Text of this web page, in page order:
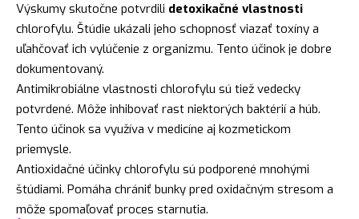
Výskumy skutočne potvrdili detoxikačné vlastnosti
chlorofylu. Štúdie ukázali jeho schopnosť viazať toxíny a
uľahčovať ich vylúčenie z organizmu. Tento účinok je dobre
dokumentovaný.
Antimikrobiálne vlastnosti chlorofylu sú tiež vedecky
potvrdené. Môže inhibovať rast niektorých baktérií a húb.
Tento účinok sa využíva v medicíne aj kozmetickom
priemysle.
Antioxidačné účinky chlorofylu sú podporené mnohými
štúdiami. Pomáha chrániť bunky pred oxidačným stresom a
môže spomaľovať proces starnutia.